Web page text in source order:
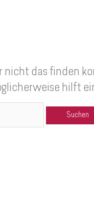
nicht das finden
hilft